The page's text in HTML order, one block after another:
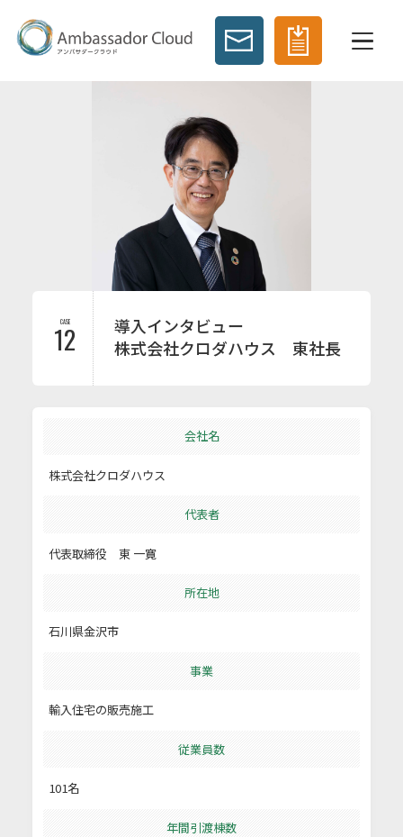
CASE
12
導入インタビュー
株式会社クロダハウス 東社長
会社名
株式会社クロダハウス
代表者
代表取締役 東 一寛
所在地
石川県金沢市
事業
輸入住宅の販売施工
従業員数
101名
年間引渡棟数